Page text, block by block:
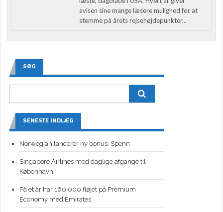
avisen sine mange læsere mulighed for at
stemme på årets rejsehøjdepunkter...
SØG
SENESTE INDLÆG
Norwegian lancerer ny bonus: Spenn
Singapore Airlines med daglige afgange til
København
På ét år har 160.000 fløjet på Premium
Economy med Emirates